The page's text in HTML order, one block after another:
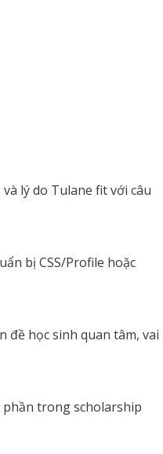
lý do Tulane fit với câu
bị CSS/Profile hoặc
đề học sinh quan tâm, vai
phần trong scholarship